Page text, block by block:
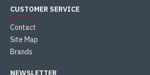
CUSTOMER SERVICE
Contact
Site Map
Brands
NEWSLETTER